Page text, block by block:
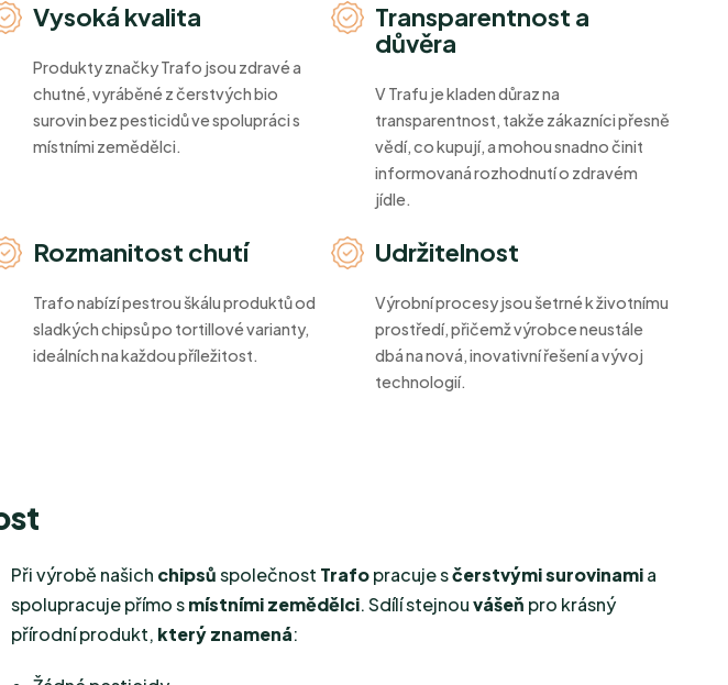
Vysoká kvalita
Produkty značky Trafo jsou zdravé a
chutné, vyráběné z čerstvých bio
surovin bez pesticidů ve spolupráci s
místními zemědělci.
Transparentnost a
důvěra
V Trafu je kladen důraz na
transparentnost, takže zákazníci přesně
vědí, co kupují, a mohou snadno činit
informovaná rozhodnutí o zdravém
jídle.
Rozmanitost chutí
Trafo nabízí pestrou škálu produktů od
sladkých chipsů po tortillové varianty,
ideálních na každou příležitost.
Udržitelnost
Výrobní procesy jsou šetrné k životnímu
prostředí, přičemž výrobce neustále
dbá na nová, inovativní řešení a vývoj
technologií.
Při výrobě našich chipsůspolečnost Trafopracuje sčerstvými surovinamia
spolupracuje přímo smístními zemědělci. Sdílí stejnouvášeň pro krásný
přírodní produkt, který znamená: